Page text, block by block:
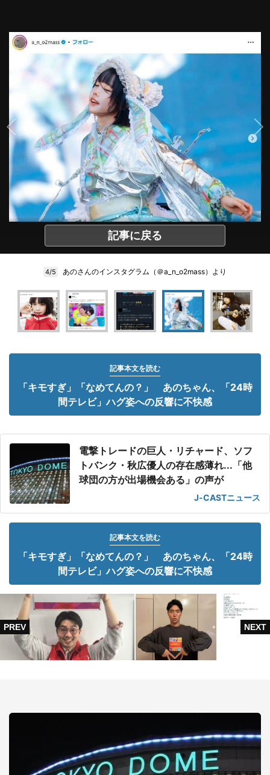
記事に戻る
4/5 あのさんのインスタグラム（＠a_n_o2mass）より
記事本文を読む
「キモすぎ」「なめてんの？」 あのちゃん、「24時
間テレビ」ハグ姿への反響に不快感
電撃トレードの巨人・リチャード、ソフ
トバンク・秋広優人の存在感薄れ...「他
球団の方が出場機会ある」の声が
J-CASTニュース
記事本文を読む
「キモすぎ」「なめてんの？」 あのちゃん、「24時
間テレビ」ハグ姿への反響に不快感